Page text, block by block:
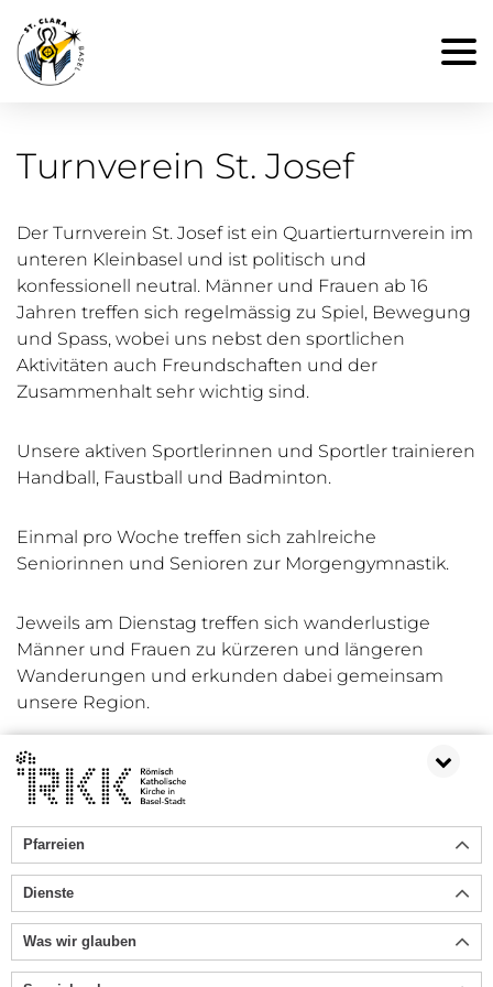
Turnverein St. Josef
Der Turnverein St. Josef ist ein Quartierturnverein im
unteren Kleinbasel und ist politisch und
konfessionell neutral. Männer und Frauen ab 16
Jahren treffen sich regelmässig zu Spiel, Bewegung
und Spass, wobei uns nebst den sportlichen
Aktivitäten auch Freundschaften und der
Zusammenhalt sehr wichtig sind.
Unsere aktiven Sportlerinnen und Sportler trainieren
Handball, Faustball und Badminton.
Einmal pro Woche treffen sich zahlreiche
Seniorinnen und Senioren zur Morgengymnastik.
Jeweils am Dienstag treffen sich wanderlustige
Männer und Frauen zu kürzeren und längeren
Wanderungen und erkunden dabei gemeinsam
unsere Region.
Kontakt
Turnverein St. Josef Basel
Weitere Informationen:Turnverein St. Josef Basel
Pfarreien
Dienste
Was wir glauben